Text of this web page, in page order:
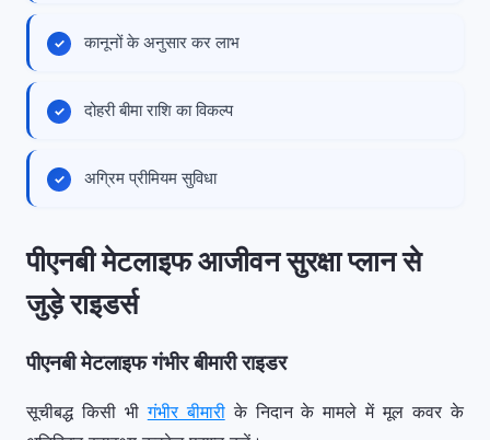
कानूनों के अनुसार कर लाभ
दोहरी बीमा राशि का विकल्प
अग्रिम प्रीमियम सुविधा
पीएनबी मेटलाइफ आजीवन सुरक्षा प्लान से
जुड़े राइडर्स
पीएनबी मेटलाइफ गंभीर बीमारी राइडर
सूचीबद्ध किसी भीगंभीर बीमारीके निदान के मामले में मूल कवर के